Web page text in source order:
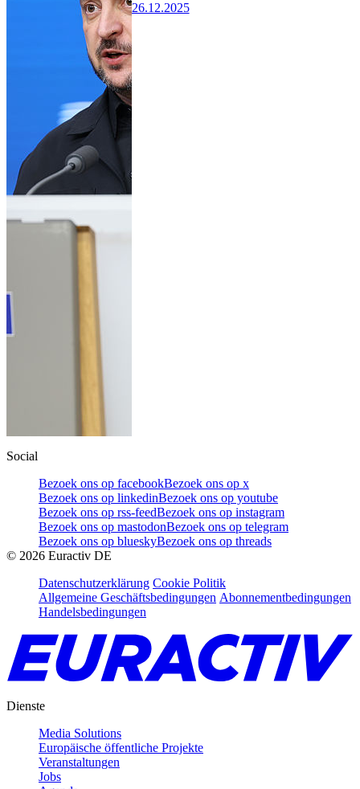
26.12.2025
Social
Bezoek ons op facebookBezoek ons op x
Bezoek ons op linkedinBezoek ons op youtube
Bezoek ons op rss-feedBezoek ons op instagram
Bezoek ons op mastodonBezoek ons op telegram
Bezoek ons op blueskyBezoek ons op threads
© 2026 Euractiv DE
Datenschutzerklärung Cookie Politik
Allgemeine Geschäftsbedingungen Abonnementbedingungen
Handelsbedingungen
Dienste
Media Solutions
Europäische öffentliche Projekte
Veranstaltungen
Jobs